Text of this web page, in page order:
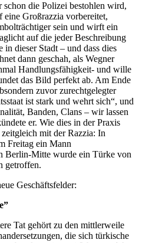
schon die Polizei bestohlen wird,
eine Großrazzia vorbereitet,
sein und wirft ein
auf die jeder Beschreibung
in dieser Stadt – und dass dies
dann geschah, als Wegner
Handlungsfähigkeit- und wille
das Bild perfekt ab. Am Ende
zuvor zurechtgelegter
ist stark und wehrt sich“, und
Banden, Clans – wir lassen
er. Wie dies in der Praxis
zeitgleich mit der Razzia: In
Freitag ein Mann
Berlin-Mitte wurde ein Türke von
getroffen.
Geschäftsfelder:
Tat gehört zu den mittlerweile
die sich türkische